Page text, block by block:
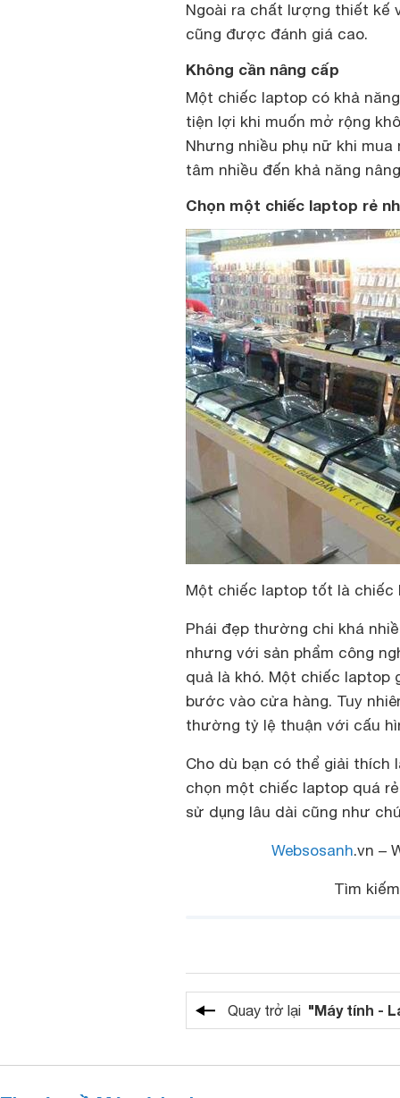
Ngoài ra chất lượng thiết kế
cũng được đánh giá cao.
Không cần nâng cấp
Một chiếc laptop có khả
tiện lợi khi muốn mở rộng
Nhưng nhiều phụ nữ khi
tâm nhiều đến khả năng
Chọn một chiếc laptop rẻ
Một chiếc laptop tốt là chiếc
Phái đẹp thường chi khá
nhưng với sản phẩm công
quả là khó. Một chiếc laptop
bước vào cửa hàng. Tuy
thường tỷ lệ thuận với cấu
Cho dù bạn có thể giải thích
chọn một chiếc laptop quá
sử dụng lâu dài cũng như
Websosanh.vn –
Tìm
Quay trở lại "Máy tính -